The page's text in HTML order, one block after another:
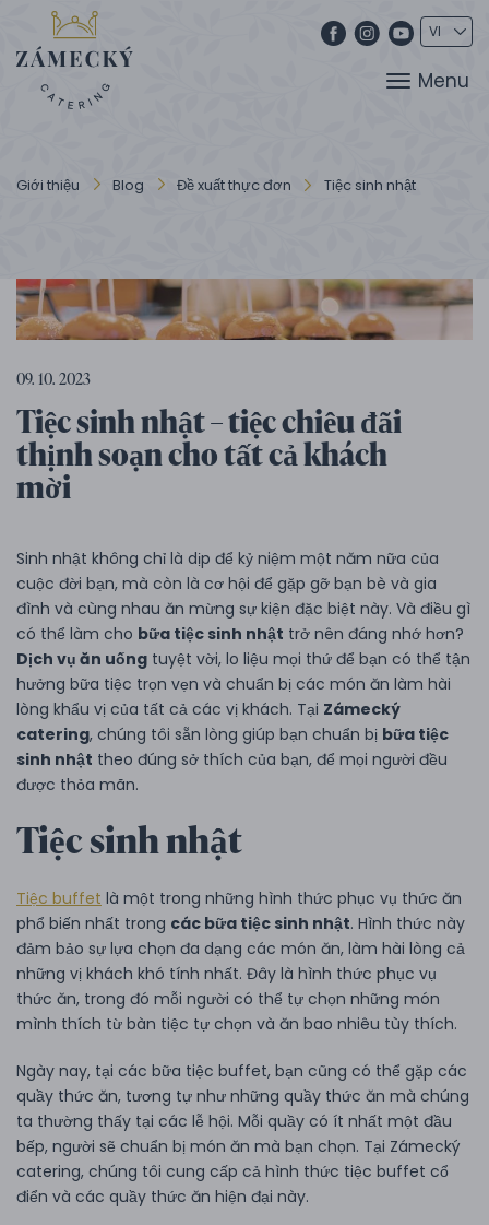
Menu
Giới thiệu Blog Đề xuất thực đơn Tiệc sinh nhật
09. 10. 2023
Tiệc sinh nhật – tiệc chiêu đãi
thịnh soạn cho tất cả khách
mời
Sinh nhật không chỉ là dịp để kỷ niệm một năm nữa của
cuộc đời bạn, mà còn là cơ hội để gặp gỡ bạn bè và gia
đình và cùng nhau ăn mừng sự kiện đặc biệt này. Và điều gì
có thể làm cho bữa tiệc sinh nhật trở nên đáng nhớ hơn?
Dịch vụ ăn uống tuyệt vời, lo liệu mọi thứ để bạn có thể tận
hưởng bữa tiệc trọn vẹn và chuẩn bị các món ăn làm hài
lòng khẩu vị của tất cả các vị khách. Tại Zámecký
catering, chúng tôi sẵn lòng giúp bạn chuẩn bị bữa tiệc
sinh nhật theo đúng sở thích của bạn, để mọi người đều
được thỏa mãn.
Tiệc sinh nhật
Tiệc buffet là một trong những hình thức phục vụ thức ăn
phổ biến nhất trong các bữa tiệc sinh nhật. Hình thức này
đảm bảo sự lựa chọn đa dạng các món ăn, làm hài lòng cả
những vị khách khó tính nhất. Đây là hình thức phục vụ
thức ăn, trong đó mỗi người có thể tự chọn những món
mình thích từ bàn tiệc tự chọn và ăn bao nhiêu tùy thích.
Ngày nay, tại các bữa tiệc buffet, bạn cũng có thể gặp các
quầy thức ăn, tương tự như những quầy thức ăn mà chúng
ta thường thấy tại các lễ hội. Mỗi quầy có ít nhất một đầu
bếp, người sẽ chuẩn bị món ăn mà bạn chọn. Tại Zámecký
catering, chúng tôi cung cấp cả hình thức tiệc buffet cổ
điển và các quầy thức ăn hiện đại này.